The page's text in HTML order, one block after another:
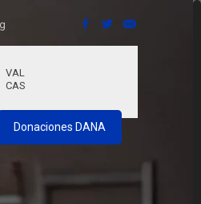
VAL
CAS
Donaciones DANA